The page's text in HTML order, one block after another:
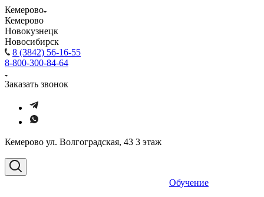
Кемерово
Кемерово
Новокузнецк
Новосибирск
8 (3842) 56-16-55
8-800-300-84-64
Заказать звонок
Кемерово ул. Волгоградская, 43 3 этаж
Обучение